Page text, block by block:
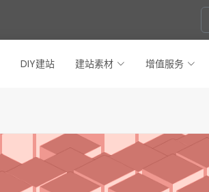
DIY建站 建站素材 增值服务